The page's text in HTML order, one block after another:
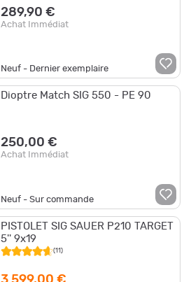
289,90 €
Achat Immédiat
Neuf - Dernier exemplaire
Dioptre Match SIG 550 - PE 90
250,00 €
Achat Immédiat
Neuf - Sur commande
PISTOLET SIG SAUER P210 TARGET
5'' 9x19
(11)